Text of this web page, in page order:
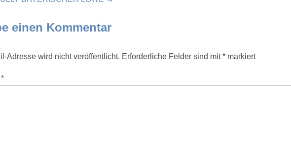
einen Kommentar
Adresse wird nicht veröffentlicht. Erforderliche Felder sind mit* markiert
*